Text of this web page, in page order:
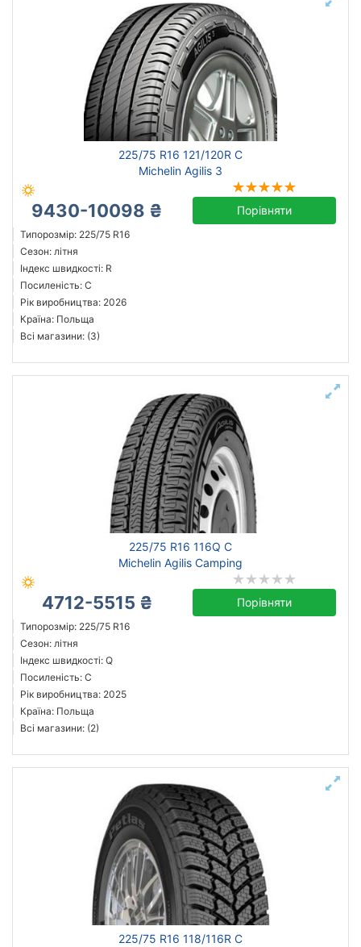
225/75 R16 121/120R C
Michelin Agilis 3
9430-10098 ₴ Порівняти
Типорозмір: 225/75 R16
Сезон: літня
Індекс швидкості: R
Посиленість: C
Рік виробництва: 2026
Країна: Польща
Всі магазини: (3)
225/75 R16 116Q C
Michelin Agilis Camping
4712-5515 ₴ Порівняти
Типорозмір: 225/75 R16
Сезон: літня
Індекс швидкості: Q
Посиленість: C
Рік виробництва: 2025
Країна: Польща
Всі магазини: (2)
225/75 R16 118/116R C
Посилена шина
Рік виробництва
Країна виробництва
Скинути